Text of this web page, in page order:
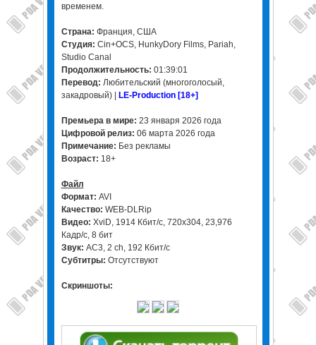
временем.
Страна: Франция, США
Студия: Cin+OCS, HunkyDory Films, Pariah,
Studio Canal
Продолжительность: 01:39:01
Перевод: Любительский (многоголосый,
закадровый) | LE-Production [18+]
Премьера в мире: 23 января 2026 года
Цифровой релиз: 06 марта 2026 года
Примечание: Без рекламы
Возраст: 18+
Файл
Формат: AVI
Качество: WEB-DLRip
Видео: XviD, 1914 Кбит/с, 720x304, 23,976
Кадр/с, 8 бит
Звук: AC3, 2 ch, 192 Кбит/с
Субтитры: Отсутствуют
Скриншоты: